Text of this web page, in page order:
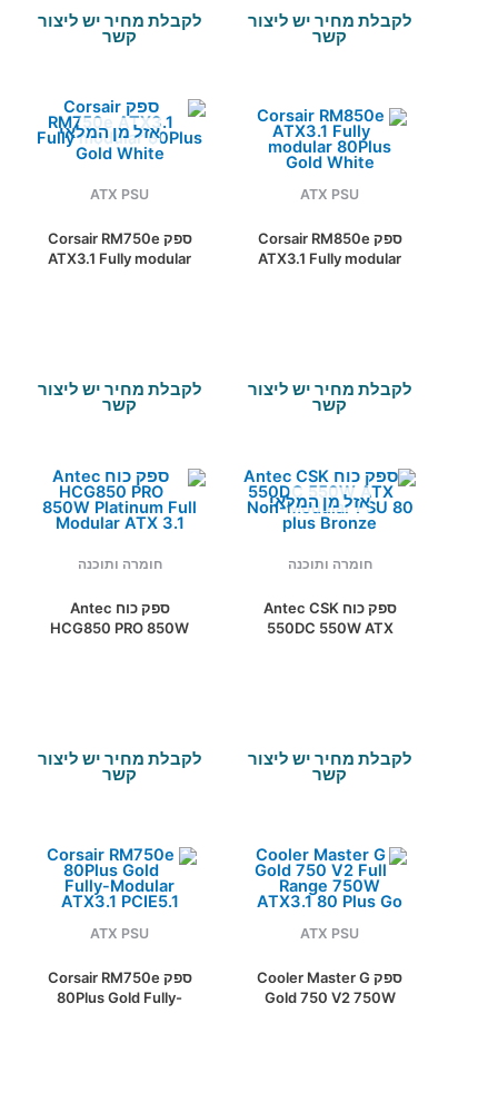
לקבלת מחיר יש ליצור
קשר
לקבלת מחיר יש ליצור
קשר
ATX PSU
ספק Corsair RM850e
ATX3.1 Fully modular
לקבלת מחיר יש ליצור
קשר
אזל מן המלאי
ATX PSU
ספק Corsair RM750e
ATX3.1 Fully modular
לקבלת מחיר יש ליצור
קשר
אזל מן המלאי
חומרה ותוכנה
ספק כוח Antec CSK
550DC 550W ATX
לקבלת מחיר יש ליצור
קשר
חומרה ותוכנה
ספק כוח Antec
HCG850 PRO 850W
לקבלת מחיר יש ליצור
קשר
ATX PSU
ספק Cooler Master G
Gold 750 V2 750W
ATX PSU
ספק Corsair RM750e
80Plus Gold Fully-